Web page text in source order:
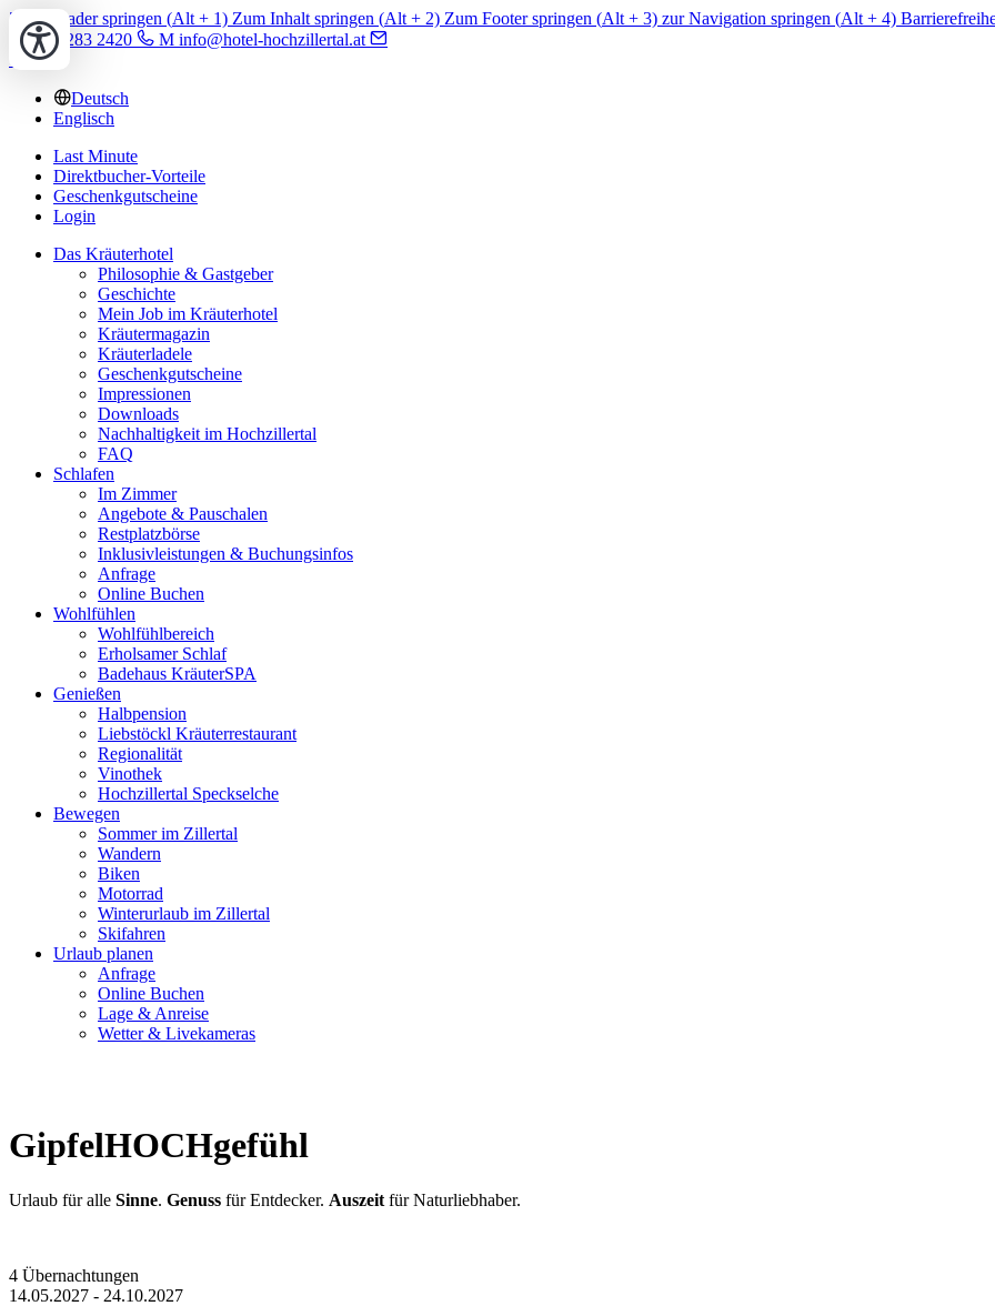
Zum Header springen (Alt + 1) Zum Inhalt springen (Alt + 2) Zum Footer springen (Alt + 3) zur Navigation springen (Alt + 4)
T +43 5283 2420
M info@hotel-hochzillertal.at
Deutsch
Englisch
Last Minute
Direktbucher-Vorteile
Geschenkgutscheine
Login
Das Kräuterhotel
Philosophie & Gastgeber
Geschichte
Mein Job im Kräuterhotel
Kräutermagazin
Kräuterladele
Geschenkgutscheine
Impressionen
Downloads
Nachhaltigkeit im Hochzillertal
FAQ
Schlafen
Im Zimmer
Angebote & Pauschalen
Restplatzbörse
Inklusivleistungen & Buchungsinfos
Anfrage
Online Buchen
Wohlfühlen
Wohlfühlbereich
Erholsamer Schlaf
Badehaus KräuterSPA
Genießen
Halbpension
Liebstöckl Kräuterrestaurant
Regionalität
Vinothek
Hochzillertal Speckselche
Bewegen
Sommer im Zillertal
Wandern
Biken
Motorrad
Winterurlaub im Zillertal
Skifahren
Urlaub planen
Anfrage
Online Buchen
Lage & Anreise
Wetter & Livekameras
GipfelHOCHgefühl
Urlaub für alle Sinne. Genuss für Entdecker. Auszeit für Naturliebhaber.
4 Übernachtungen
14.05.2027 - 24.10.2027